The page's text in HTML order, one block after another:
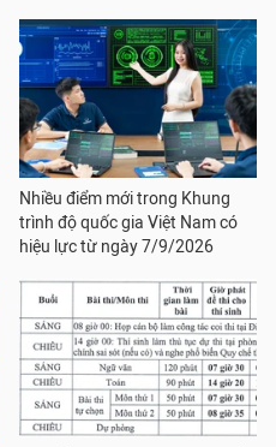
Nhiều điểm mới trong Khung
trình độ quốc gia Việt Nam có
hiệu lực từ ngày 7/9/2026